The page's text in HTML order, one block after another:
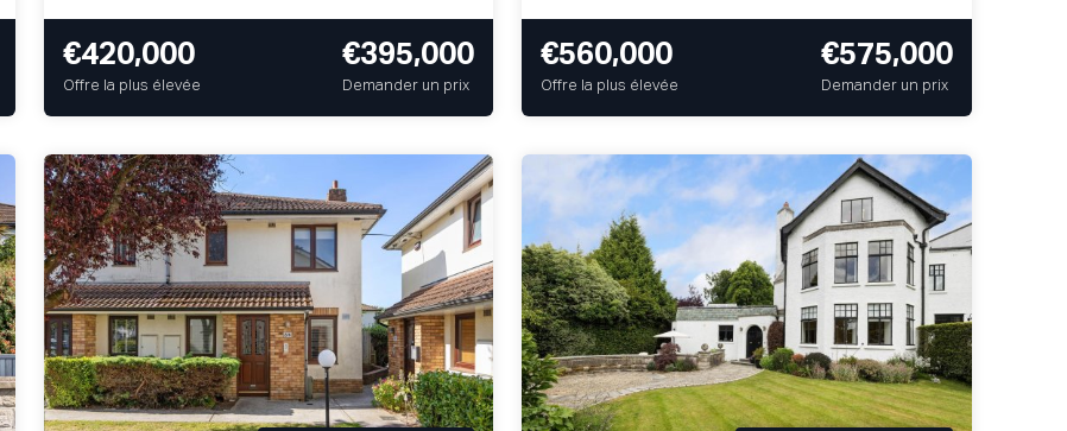
€420,000
Offre la plus élevée
€395,000
Demander un prix
€560,000
Offre la plus élevée
€575,000
Demander un prix